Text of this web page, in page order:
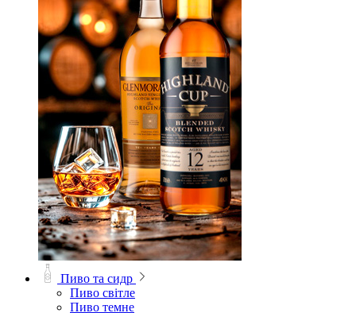
Пиво та сидр
Пиво світле
Пиво темне